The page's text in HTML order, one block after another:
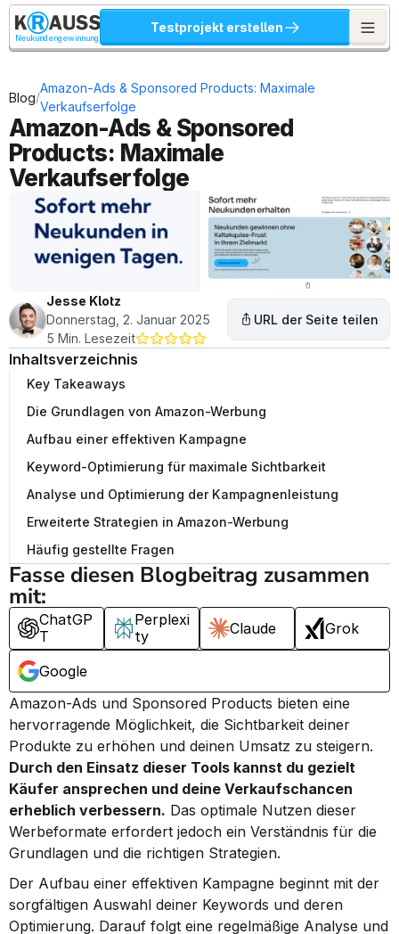
Neukundengewinnung
Testprojekt erstellen
Blog/
Amazon-Ads & Sponsored Products: Maximale
Verkaufserfolge
Amazon-Ads & Sponsored
Products: Maximale
Verkaufserfolge
Jesse Klotz
Donnerstag, 2. Januar 2025
5 Min. Lesezeit
URL der Seite teilen
Inhaltsverzeichnis
Key Takeaways
Die Grundlagen von Amazon-Werbung
Aufbau einer effektiven Kampagne
Keyword-Optimierung für maximale Sichtbarkeit
Analyse und Optimierung der Kampagnenleistung
Erweiterte Strategien in Amazon-Werbung
Häufig gestellte Fragen
Fasse diesen Blogbeitrag zusammen
mit:
ChatGP
T
Perplexi
ty
Claude Grok
Google
Amazon-Ads und Sponsored Products bieten eine
hervorragende Möglichkeit, die Sichtbarkeit deiner
Durch den Einsatz dieser Tools kannst du gezielt
Käufer ansprechen und deine Verkaufschancen
erheblich verbessern. Das optimale Nutzen dieser
Werbeformate erfordert jedoch ein Verständnis für die
Grundlagen und die richtigen Strategien.
Der Aufbau einer effektiven Kampagne beginnt mit der
sorgfältigen Auswahl deiner Keywords und deren
Optimierung. Darauf folgt eine regelmäßige Analyse und